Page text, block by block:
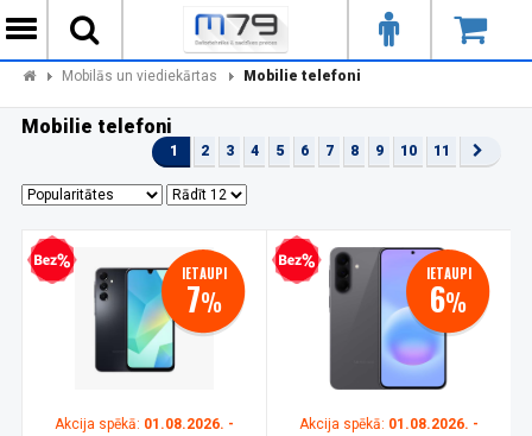
Mobilās un viediekārtas Mobilie telefoni
Mobilie telefoni
1 2 3 4 5 6 7 8 9 10 11
kredīts IETAUPI
7%
Akcija spēkā: 01.08.2026. -
Bezprocentu kredīts IETAUPI
6%
Akcija spēkā: 01.08.2026. -